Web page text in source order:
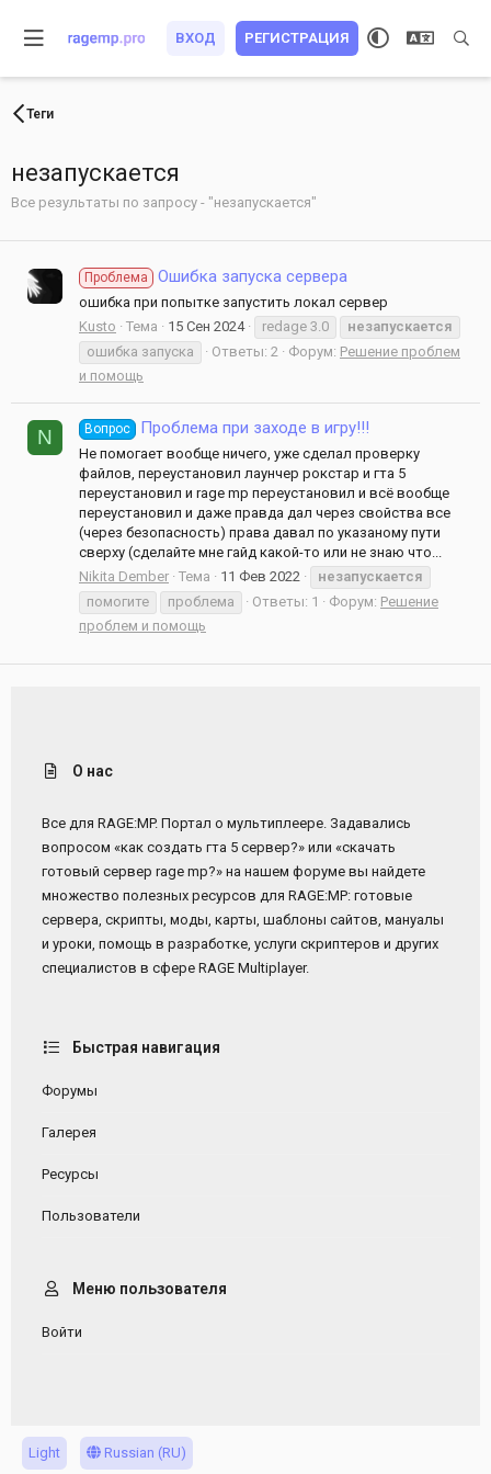
ВХОД РЕГИСТРАЦИЯ
Теги
незапускается
Все результаты по запросу - "незапускается"
Проблема Ошибка запуска сервера
ошибка при попытке запустить локал сервер
Kusto
Тема 15 Сен 2024 redage 3.0
незапускается
ошибка запуска
Ответы: 2 Форум: Решение проблем
и помощь
N Вопрос Проблема при заходе в игру!!!
Не помогает вообще ничего, уже сделал проверку
файлов, переустановил лаунчер рокстар и гта 5
переустановил и rage mp переустановил и всё вообще
переустановил и даже правда дал через свойства все
(через безопасность) права давал по указаному пути
сверху (сделайте мне гайд какой-то или не знаю что...
Nikita Dember Тема 11 Фев 2022
незапускается
помогите
проблема Ответы: 1 Форум: Решение
проблем и помощь
О нас
Все для RAGE:MP. Портал о мультиплеере. Задавались
вопросом «как создать гта 5 сервер?» или «скачать
готовый сервер rage mp?» на нашем форуме вы найдете
множество полезных ресурсов для RAGE:MP: готовые
сервера, скрипты, моды, карты, шаблоны сайтов, мануалы
и уроки, помощь в разработке, услуги скриптеров и других
специалистов в сфере RAGE Multiplayer.
Быстрая навигация
Форумы
Галерея
Ресурсы
Пользователи
Меню пользователя
Войти
Light Russian (RU)